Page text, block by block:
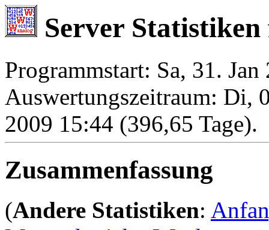
Server
Programmstart: Sa, 31.
Auswertungszeitraum: Di,
2009 15:44 (396,65 Tage).
Zusammenfassung
(Andere Statistiken: